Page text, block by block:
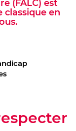
(FALC) est
classique en